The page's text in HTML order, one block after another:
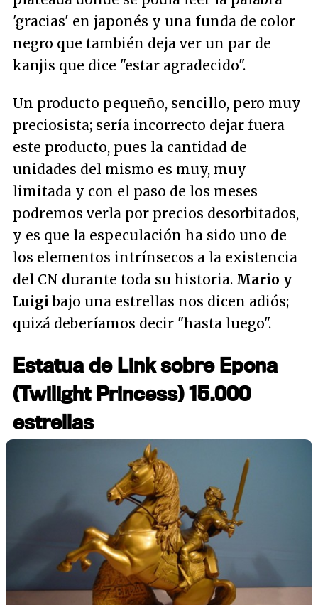
'gracias' en japonés y una funda de color
negro que también deja ver un par de
kanjis que dice "estar agradecido".
Un producto pequeño, sencillo, pero muy
preciosista; sería incorrecto dejar fuera
este producto, pues la cantidad de
unidades del mismo es muy, muy
limitada y con el paso de los meses
podremos verla por precios desorbitados,
y es que la especulación ha sido uno de
los elementos intrínsecos a la existencia
del CN durante toda su historia. Mario y
Luigi bajo una estrellas nos dicen adiós;
quizá deberíamos decir "hasta luego".
Estatua de Link sobre Epona
(Twilight Princess) 15.000
estrellas